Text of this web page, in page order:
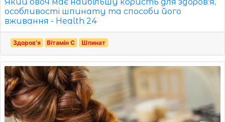
особливості шпинату та способи його
вживання - Health 24
Здоров'я Вітамін С Шпинат